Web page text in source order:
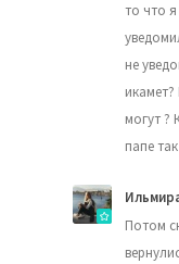
то что
не
могут ?
папе
Потом